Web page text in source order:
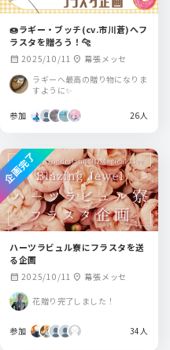
🍩ラギー・ブッチ(cv.市川蒼)へフ
ラスタを贈ろう！🐆
calendar_month 2025/10/11 location_on 幕張メッセ
ラギーへ最高の贈り物になりま
すように✨
参加 26人
ハーツラビュル寮にフラスタを送
る企画
calendar_month 2025/10/11 location_on 幕張メッセ
花贈り完了しました！
参加 34人
企画完了